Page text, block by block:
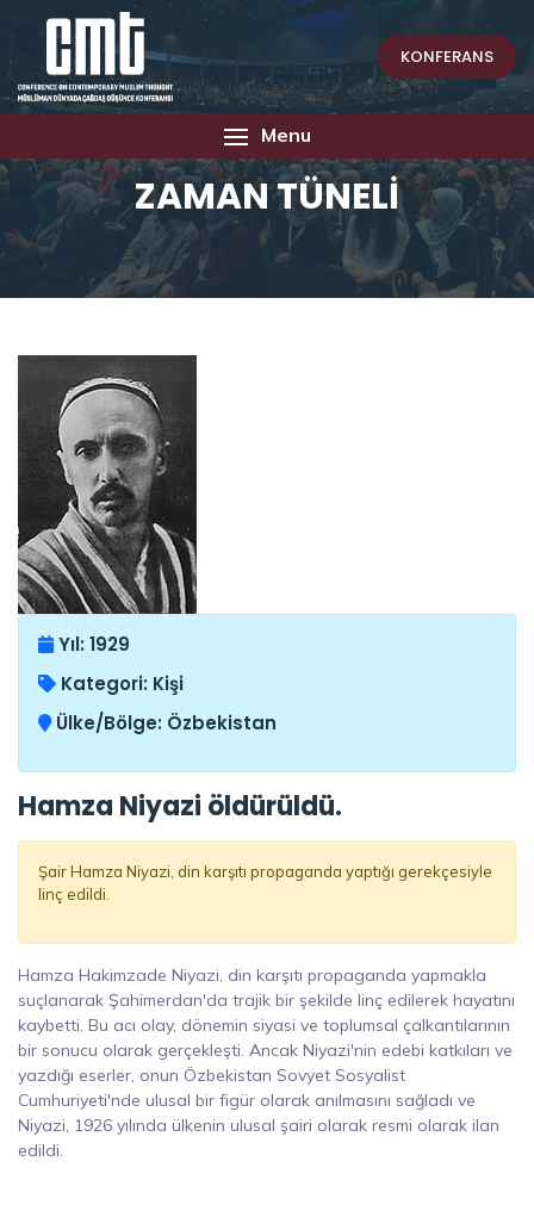
KONFERANS
Menu
ZAMAN TÜNELİ
Yıl: 1929
Kategori: Kişi
Ülke/Bölge: Özbekistan
Hamza Niyazi öldürüldü.
Şair Hamza Niyazi, din karşıtı propaganda yaptığı gerekçesiyle
linç edildi.
Hamza Hakimzade Niyazi, din karşıtı propaganda yapmakla
suçlanarak Şahimerdan'da trajik bir şekilde linç edilerek hayatını
kaybetti. Bu acı olay, dönemin siyasi ve toplumsal çalkantılarının
bir sonucu olarak gerçekleşti. Ancak Niyazi'nin edebi katkıları ve
yazdığı eserler, onun Özbekistan Sovyet Sosyalist
Cumhuriyeti'nde ulusal bir figür olarak anılmasını sağladı ve
Niyazi, 1926 yılında ülkenin ulusal şairi olarak resmi olarak ilan
edildi.